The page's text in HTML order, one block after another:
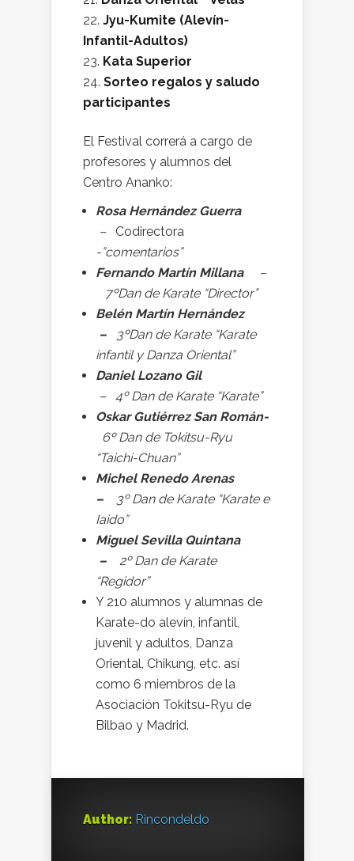
Jyu-Kumite (Alevín-
Infantil-Adultos)
Kata Superior
Sorteo regalos y saludo
participantes
El Festival correrá a cargo de
profesores y alumnos del
Centro Ananko:
Rosa Hernández Guerra
– Codirectora
-”comentarios”
Fernando Martín Millana–
7ºDan de Karate “Director”
Belén Martín Hernández
–
3ºDan de Karate “Karate
infantil y Danza Oriental”
Daniel Lozano Gil
– 4º Dan de Karate “Karate”
Oskar Gutiérrez San Román-
6º Dan de Tokitsu-Ryu
“Taichi-Chuan”
Michel Renedo Arenas
–
3º Dan de Karate “Karate e
Iaido”
Miguel Sevilla Quintana
– 2º Dan de Karate
“Regidor”
Y 210 alumnos y alumnas de
Karate-do alevín, infantil,
juvenil y adultos, Danza
Oriental, Chikung, etc. así
como 6 miembros de la
Asociación Tokitsu-Ryu de
Bilbao y Madrid.
Author: Rincondeldo